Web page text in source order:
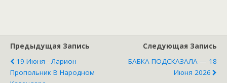
Предыдущая Запись
19 Июня - Ларион
Пропольник В Народном
Следующая Запись
БАБКА ПОДСКАЗАЛА — 18
Июня 2026